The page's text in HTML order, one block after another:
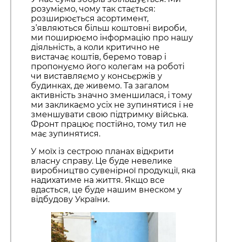
розуміємо, чому так стається:
розширюється асортимент,
з’являються більш коштовні вироби,
ми поширюємо інформацію про нашу
діяльність, а коли критично не
вистачає коштів, беремо товар і
пропонуємо його колегам на роботі
чи виставляємо у консьєржів у
будинках, де живемо. Та загалом
активність значно зменшилася, і тому
ми закликаємо усіх не зупинятися і не
зменшувати свою підтримку війська.
Фронт працює постійно, тому тил не
має зупинятися.
У моїх із сестрою планах відкрити
власну справу. Це буде невелике
виробництво сувенірної продукції, яка
надихатиме на життя. Якщо все
вдасться, це буде нашим внеском у
відбудову України.